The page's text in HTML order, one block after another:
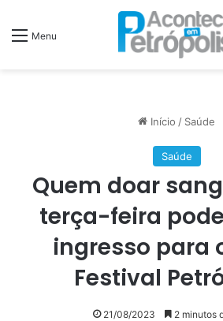
Menu
Início / Saúde
Saúde
Quem doar
terça-feira
ingresso para
Festival
21/08/2023 2 minutos